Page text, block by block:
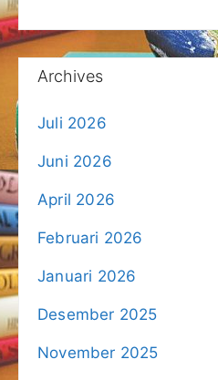
Archives
Juli 2026
Juni 2026
April 2026
Februari 2026
Januari 2026
Desember 2025
November 2025